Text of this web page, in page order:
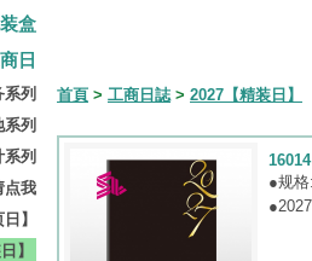
盒
日
列
列
列
点我
】
】
首頁 > 工商日誌> 2027【精装日】
16014
●规